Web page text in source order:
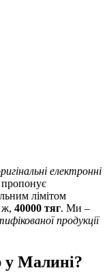
електронні
лімітом
ж, 40000 тяг. Ми –
продукції
Малині?